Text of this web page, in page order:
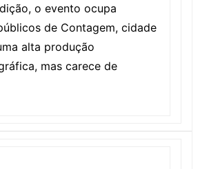
o evento ocupa
de Contagem, cidade
alta produção
mas carece de